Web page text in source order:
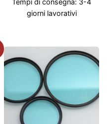
Tempi di consegna: 3-4
giorni lavorativi